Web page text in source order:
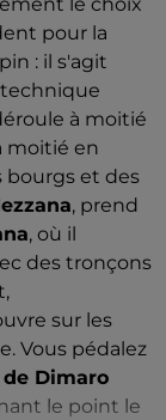
pour la
: il s'agit
à moitié
moitié en
bourgs et des
, prend
, où il
des tronçons
sur les
Vous pédalez
de Dimaro
le point le